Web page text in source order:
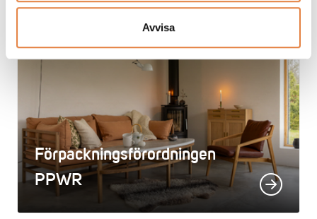
Avvisa
Förpackningsförordningen
PPWR